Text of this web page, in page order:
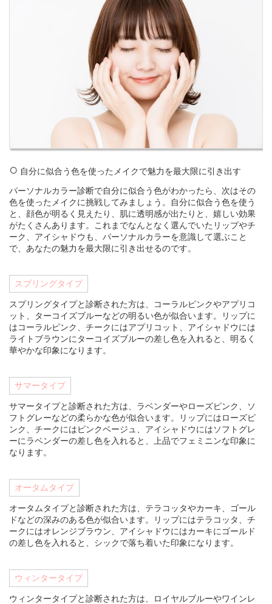
自分に似合う色を使ったメイクで魅力を最大限に引き出す
パーソナルカラー診断で自分に似合う色がわかったら、次はその
色を使ったメイクに挑戦してみましょう。自分に似合う色を使う
と、顔色が明るく見えたり、肌に透明感が出たりと、嬉しい効果
がたくさんあります。これまでなんとなく選んでいたリップやチ
ーク、アイシャドウも、パーソナルカラーを意識して選ぶこと
で、あなたの魅力を最大限に引き出せるのです。
スプリングタイプ
スプリングタイプと診断された方は、コーラルピンクやアプリコ
ット、ターコイズブルーなどの明るい色が似合います。リップに
はコーラルピンク、チークにはアプリコット、アイシャドウには
ライトブラウンにターコイズブルーの差し色を入れると、明るく
華やかな印象になります。
サマータイプ
サマータイプと診断された方は、ラベンダーやローズピンク、ソ
フトグレーなどの柔らかな色が似合います。リップにはローズピ
ンク、チークにはピンクベージュ、アイシャドウにはソフトグレ
ーにラベンダーの差し色を入れると、上品でフェミニンな印象に
なります。
オータムタイプ
オータムタイプと診断された方は、テラコッタやカーキ、ゴール
ドなどの深みのある色が似合います。リップにはテラコッタ、チ
ークにはオレンジブラウン、アイシャドウにはカーキにゴールド
の差し色を入れると、シックで落ち着いた印象になります。
ウィンタータイプ
ウィンタータイプと診断された方は、ロイヤルブルーやワインレ